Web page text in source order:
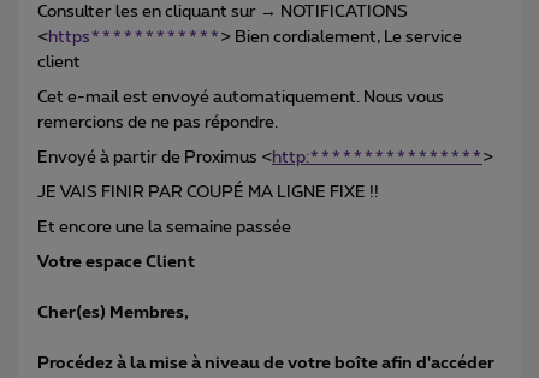
Consulter les en cliquant sur → NOTIFICATIONS
<https************ > Bien cordialement, Le service
client
Cet e-mail est envoyé automatiquement. Nous vous
remercions de ne pas répondre.
Envoyé à partir de Proximus <http:**************** >
JE VAIS FINIR PAR COUPÉ MA LIGNE FIXE !!
Et encore une la semaine passée
Votre espace Client
Cher(es) Membres,
Procédez à la mise à niveau de votre boîte afin d'accéder